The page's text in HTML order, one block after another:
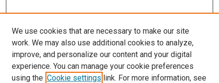
We use cookies that are necessary to make our site
work. We may also use additional cookies to analyze,
improve, and personalize our content and your digital
experience. You can manage your cookie preferences
using the Cookie settings link. For more information, see